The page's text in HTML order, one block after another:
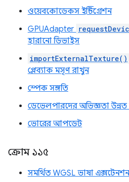
ওয়েবকোডেকস ইন্টিগ্রেশন
GPUAdapter
হারানো ডিভাইস
importExternalTexture()
প্লেব্যাক মসৃণ রাখুন
স্পেক সঙ্গতি
ডেভেলপারদের অভিজ্ঞতা
ভোরের আপডেট
ক্রোম ১১৫
সমর্থিত WGSL ভাষা এক্সটেনশন